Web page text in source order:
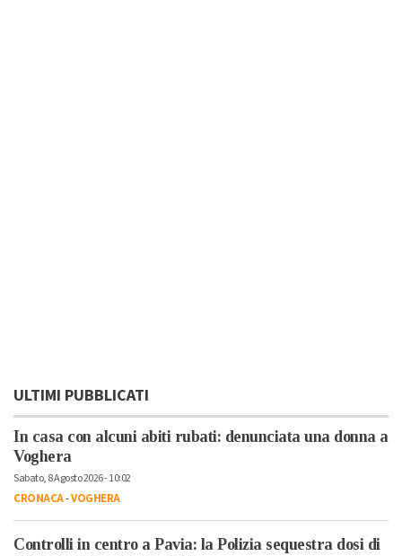
ULTIMI PUBBLICATI
In casa con alcuni abiti rubati: denunciata una donna a
Voghera
Sabato, 8 Agosto 2026 - 10:02
CRONACA-VOGHERA
Controlli in centro a Pavia: la Polizia sequestra dosi di